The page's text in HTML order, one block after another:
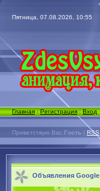
Пятница, 07.08.2026, 10:55
Главная|Регистрация|Вход
Приветствую Вас Гость | RSS
Объявления Google